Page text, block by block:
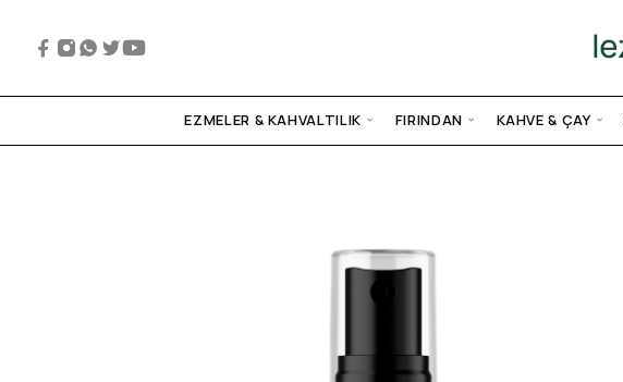
EZMELER & KAHVALTILIK FIRINDAN KAHVE & ÇAY